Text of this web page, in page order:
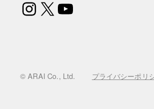
Instagram
X YouTube
© ARAI Co., Ltd. プライバシーポリ